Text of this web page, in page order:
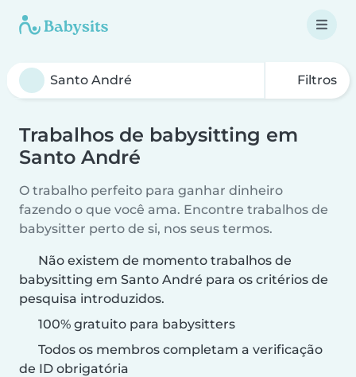
Filtros
Trabalhos de babysitting em
Santo André
O trabalho perfeito para ganhar dinheiro
fazendo o que você ama. Encontre trabalhos de
babysitter perto de si, nos seus termos.
Não existem de momento trabalhos de
babysitting em Santo André para os critérios de
pesquisa introduzidos.
100% gratuito para babysitters
Todos os membros completam a verificação
de ID obrigatória